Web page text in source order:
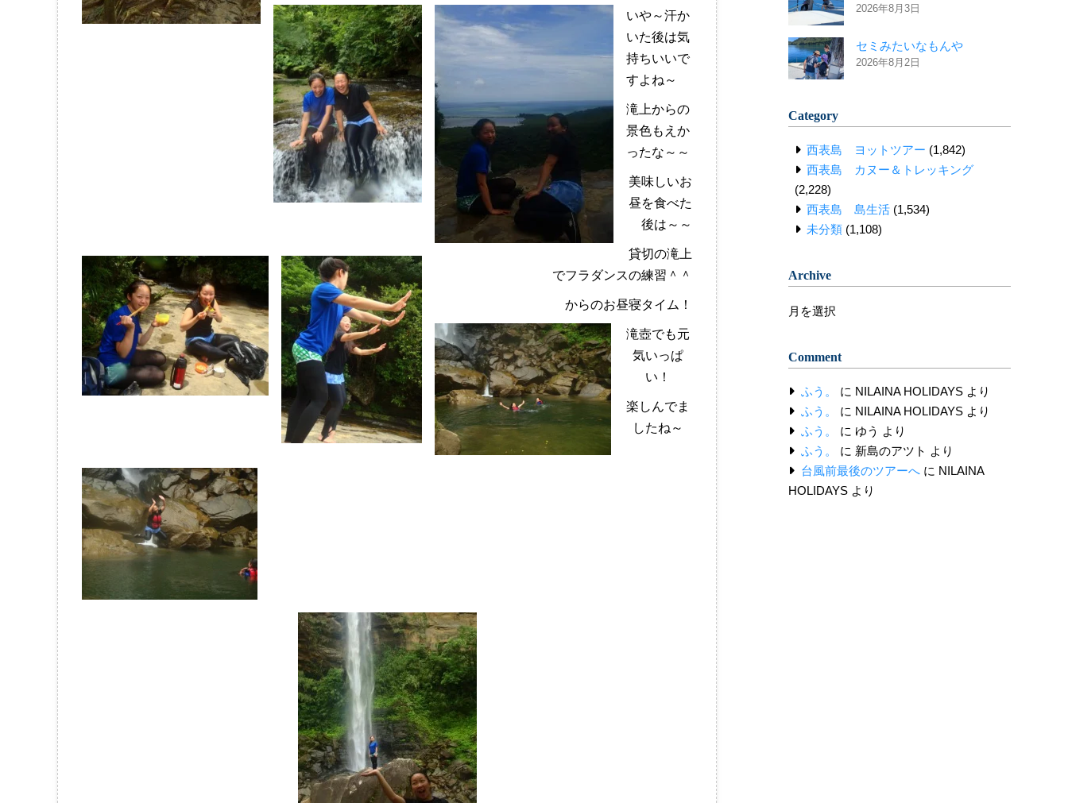
いや～汗か
いた後は気
持ちいいで
すよね～
滝上からの
景色もえか
ったな～～
美味しいお
昼を食べた
後は～～
貸切の滝上
でフラダンスの練習＾＾
からのお昼寝タイム！
滝壺でも元
気いっぱ
い！
楽しんでま
したね～
2026年8月3日
セミみたいなもんや
2026年8月2日
Category
西表島 ヨットツアー (1,842)
西表島 カヌー＆トレッキング
(2,228)
西表島 島生活 (1,534)
未分類 (1,108)
Archive
Archive
Comment
ふう。 に NILAINA HOLIDAYSより
ふう。
に NILAINA HOLIDAYSより
ふう。
に ゆう より
ふう。
に 新島のアツト より
台風前最後のツアーへに NILAINA
HOLIDAYS より